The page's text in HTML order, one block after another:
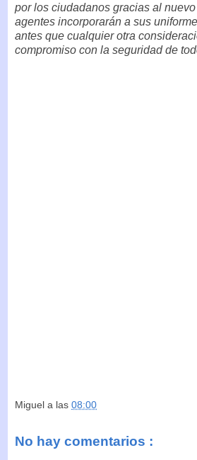
por los ciudadanos gracias al
agentes incorporarán a sus
antes que cualquier otra
compromiso con la seguridad de
Miguel a las 08:00
No hay comentarios :